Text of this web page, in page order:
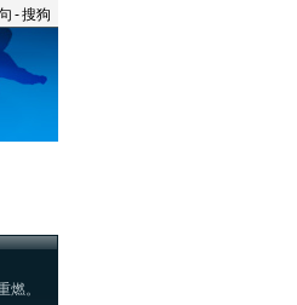
-搜狗
。